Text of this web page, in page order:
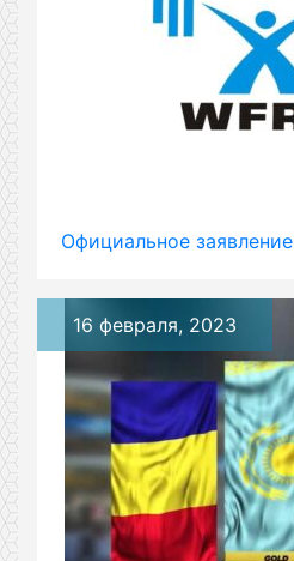
Официальное заявление
16 февраля, 2023